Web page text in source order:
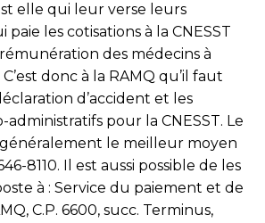
elle qui leur verse leurs
paie les cotisations à la CNESST
des médecins à
donc à la RAMQ qu’il faut
d’accident et les
pour la CNESST. Le
le meilleur moyen
8110. Il est aussi possible de les
à : Service du paiement et de
C.P. 6600, succ. Terminus,